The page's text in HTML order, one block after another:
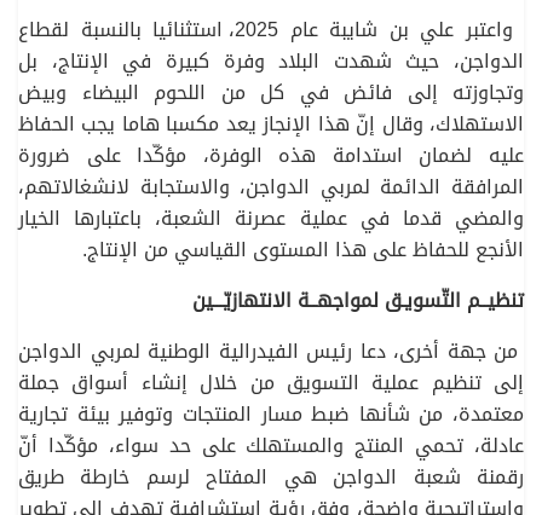
واعتبر علي بن شايبة عام 2025، استثنائيا بالنسبة لقطاع
الدواجن، حيث شهدت البلاد وفرة كبيرة في الإنتاج، بل
وتجاوزته إلى فائض في كل من اللحوم البيضاء وبيض
الاستهلاك، وقال إنّ هذا الإنجاز يعد مكسبا هاما يجب الحفاظ
عليه لضمان استدامة هذه الوفرة، مؤكّدا على ضرورة
المرافقة الدائمة لمربي الدواجن، والاستجابة لانشغالاتهم،
والمضي قدما في عملية عصرنة الشعبة، باعتبارها الخيار
الأنجع للحفاظ على هذا المستوى القياسي من الإنتاج.
تنظيــم التّسويـق لمواجهــة الانتهازيّـــين
من جهة أخرى، دعا رئيس الفيدرالية الوطنية لمربي الدواجن
إلى تنظيم عملية التسويق من خلال إنشاء أسواق جملة
معتمدة، من شأنها ضبط مسار المنتجات وتوفير بيئة تجارية
عادلة، تحمي المنتج والمستهلك على حد سواء، مؤكّدا أنّ
رقمنة شعبة الدواجن هي المفتاح لرسم خارطة طريق